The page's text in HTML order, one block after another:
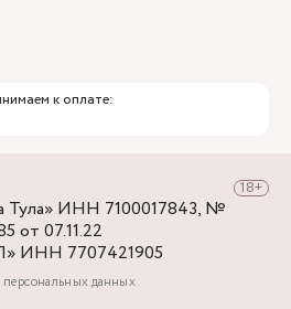
к оплате:
Тула» ИНН 7100017843, №
от 07.11.22
ИНН 7707421905
данных